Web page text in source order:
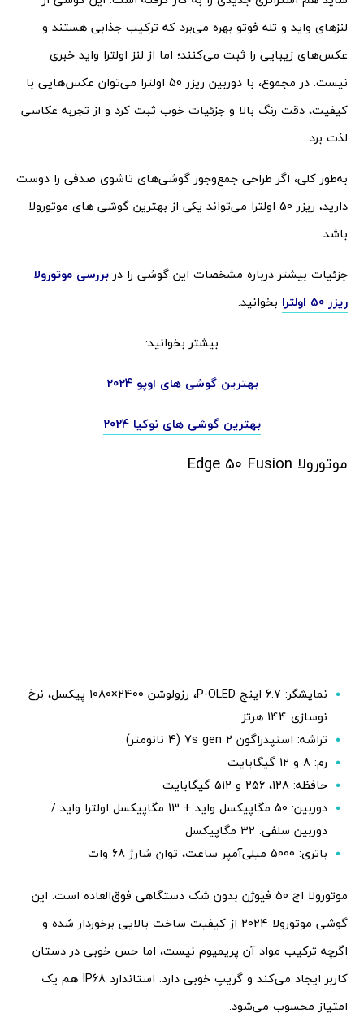
لنزهای واید و تله فوتو بهره می‌برد که ترکیب جذابی هستند و
عکس‌های زیبایی را ثبت می‌کنند؛ اما از لنز اولترا واید خبری
نیست. در مجموع، با دوربین ریزر 50 اولترا می‌توان عکس‌هایی با
کیفیت، دقت رنگ بالا و جزئیات خوب ثبت کرد و از تجربه عکاسی
لذت برد.
به‌طور کلی، اگر طراحی جمع‌وجور گوشی‌های تاشوی صدفی را دوست
دارید، ریزر 50 اولترا می‌تواند یکی از بهترین گوشی های موتورولا
باشد.
جزئیات بیشتر درباره مشخصات این گوشی را دربررسی موتورولا
ریزر 50 اولترا
بخوانید.
بیشتر بخوانید:
بهترین گوشی های اوپو 2024
بهترین گوشی های نوکیا 2024
موتورولا Edge 50 Fusion
نمایشگر: 6.7 اینچ P-OLED، رزولوشن 2400×1080 پیکسل، نرخ
نوسازی 144 هرتز
تراشه: اسنپدراگون 7s gen 2 (4 نانومتر)
رم: 8 و 12 گیگابایت
حافظه: 128، 256 و 512 گیگابایت
دوربین: 50 مگاپیکسل واید + 13 مگاپیکسل اولترا واید /
دوربین سلفی: 32 مگاپیکسل
باتری: 5000 میلی‌آمپر ساعت، توان شارژ 68 وات
موتورولا اج 50 فیوژن بدون شک دستگاهی فوق‌العاده است. این
گوشی موتورولا 2024 از کیفیت ساخت بالایی برخوردار شده و
اگرچه ترکیب مواد آن پریمیوم نیست، اما حس خوبی در دستان
کاربر ایجاد می‌کند و گریپ خوبی دارد. استاندارد IP68 هم یک
امتیاز محسوب می‌شود.